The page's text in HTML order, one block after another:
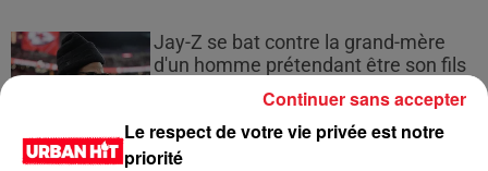
Jay-Z se bat contre la grand-mère
d'un homme prétendant être son fils
Le respect de votre vie privée est notre
priorité
Continuer sans accepter